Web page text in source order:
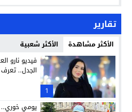
تقارير
الأكثر مشاهدة الأكثر شعبية
1
فيديو نارو
الجدل..
يومي